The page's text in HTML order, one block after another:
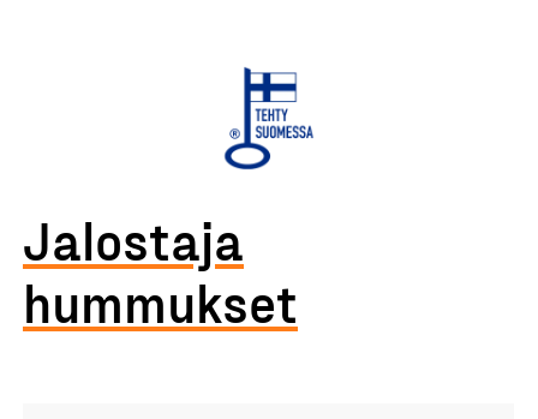
Jalostaja
hummukset